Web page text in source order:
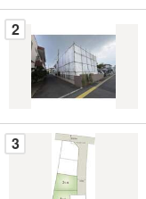
件
を
ー
ジ
2
3